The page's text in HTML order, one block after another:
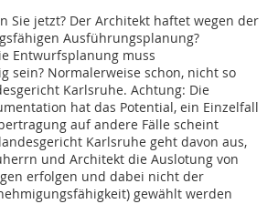
Sie jetzt? Der Architekt haftet wegen der
Ausführungsplanung?
Entwurfsplanung muss
sein? Normalerweise schon, nicht so
Karlsruhe. Achtung: Die
hat das Potential, ein Einzelfall
auf andere Fälle scheint
Karlsruhe geht davon aus,
und Architekt die Auslotung von
erfolgen und dabei nicht der
gewählt werden